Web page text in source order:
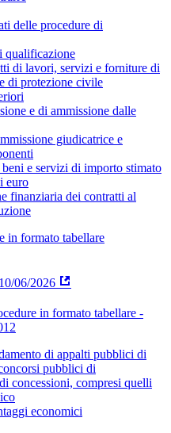
delle procedure di
qualificazione
di lavori, servizi e forniture di
di protezione civile
e di ammissione dalle
giudicatrice e
e servizi di importo stimato
euro
finanziaria dei contratti al
in formato tabellare
06/2026
in formato tabellare -
di appalti pubblici di
pubblici di
concessioni, compresi quelli
economici